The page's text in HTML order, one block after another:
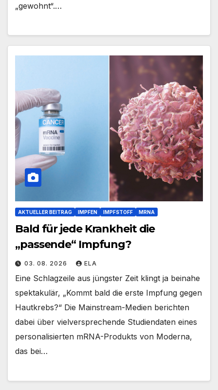
„gewohnt“.…
AKTUELLER BEITRAG IMPFEN IMPFSTOFF MRNA
Bald für jede Krankheit die
„passende“ Impfung?
03. 08. 2026 ELA
Eine Schlagzeile aus jüngster Zeit klingt ja beinahe
spektakulär, „Kommt bald die erste Impfung gegen
Hautkrebs?“ Die Mainstream-Medien berichten
dabei über vielversprechende Studiendaten eines
personalisierten mRNA-Produkts von Moderna,
das bei…